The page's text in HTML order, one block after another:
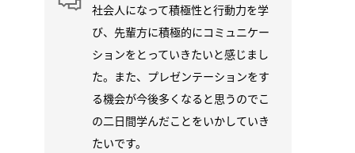
社会人になって積極性と行動力を学
び、先輩方に積極的にコミュニケー
ションをとっていきたいと感じまし
た。また、プレゼンテーションをす
る機会が今後多くなると思うのでこ
の二日間学んだことをいかしていき
たいです。